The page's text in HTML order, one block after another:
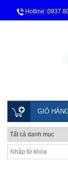
Hotline: 0937
GIỎ